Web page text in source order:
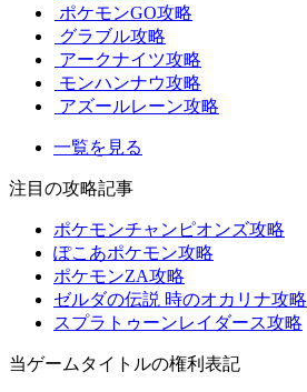
ポケモンGO攻略
グラブル攻略
アークナイツ攻略
モンハンナウ攻略
アズールレーン攻略
一覧を見る
注目の攻略記事
ポケモンチャンピオンズ攻略
ぽこあポケモン攻略
ポケモンZA攻略
ゼルダの伝説 時のオカリナ攻略
スプラトゥーンレイダース攻略
当ゲームタイトルの権利表記